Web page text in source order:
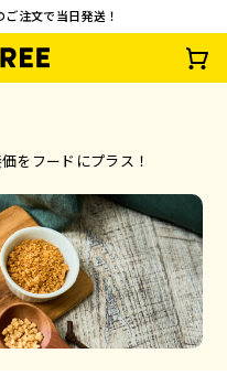
ご注文で当日発送！
うまスティック
さつまいも
(税込)
ターキーアキレス
約30g
¥1,485 (税込)
をフードにプラス！